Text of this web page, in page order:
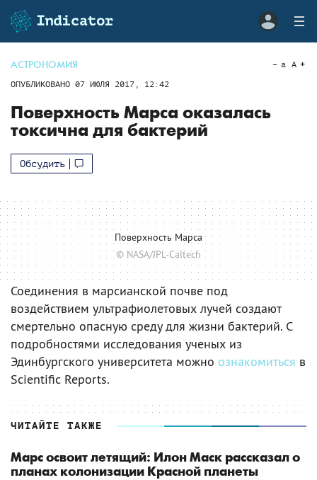
АСТРОНОМИЯ
ОПУБЛИКОВАНО 07 ИЮЛЯ 2017, 12:42
a A
Поверхность Марса оказалась
токсична для бактерий
Обсудить
Поверхность Марса
© NASA/JPL-Caltech
Соединения в марсианской почве под
воздействием ультрафиолетовых лучей создают
смертельно опасную среду для жизни бактерий. С
подробностями исследования ученых из
Эдинбургского университета можно ознакомиться в
Scientific Reports.
ЧИТАЙТЕ ТАКЖЕ
Марс освоит летящий: Илон Маск рассказал о
планах колонизации Красной планеты